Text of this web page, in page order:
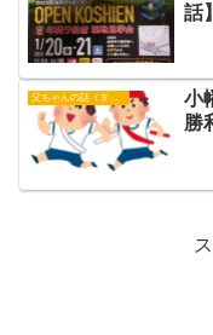
話】
父ちゃんの話（タイガース）
小
勝